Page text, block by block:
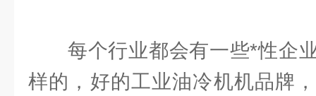
每个行业都会有一些*性企
样的，好的工业油冷机机品牌